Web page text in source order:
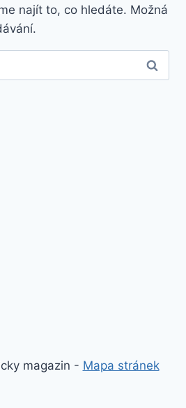
najít to, co hledáte. Možná
magazin - Mapa stránek